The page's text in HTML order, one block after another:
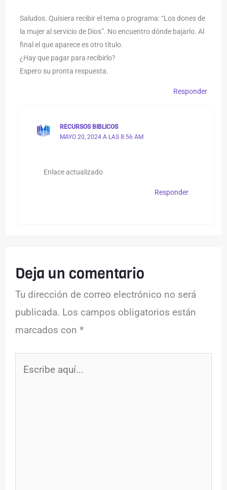
Saludos. Quisiera recibir el tema o programa: “Los dones de
la mujer al servicio de Dios”. No encuentro dónde bajarlo. Al
final el que aparece es otro título.
¿Hay que pagar para recibirlo?
Espero su pronta respuesta.
Responder
RECURSOS BIBLICOS
MAYO 20, 2024 A LAS 8:56 AM
Enlace actualizado
Responder
Deja un comentario
Tu dirección de correo electrónico no será
publicada. Los campos obligatorios están
marcados con*